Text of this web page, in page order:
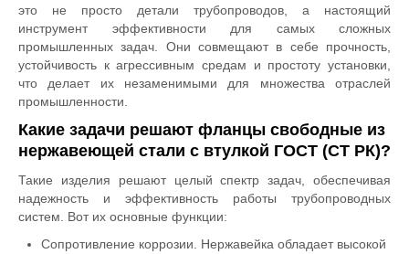
Новости
Контакты
test
это не просто детали трубопроводов, а настоящий
инструмент эффективности для самых сложных
промышленных задач. Они совмещают в себе прочность,
устойчивость к агрессивным средам и простоту установки,
что делает их незаменимыми для множества отраслей
промышленности.
Какие задачи решают фланцы свободные из
нержавеющей стали с втулкой ГОСТ (СТ РК)?
Такие изделия решают целый спектр задач, обеспечивая
надежность и эффективность работы трубопроводных
систем. Вот их основные функции:
Сопротивление коррозии. Нержавейка обладает высокой